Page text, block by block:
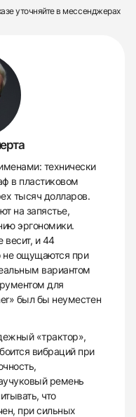
уточняйте в мессенджерах
технически
в пластиковом
тысяч долларов.
на запястье,
эргономики.
весит, и 44
не ощущаются при
вариантом
для
был бы неуместен
«трактор»,
вибраций при
ремень
что
при сильных